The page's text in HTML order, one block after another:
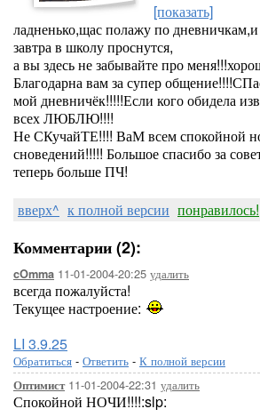
[показать]
ладненько,щас полажу по дневничкам,и
завтра в школу проснутся,
а вы здесь не забывайте про
Благодарна вам за супер
мой дневничёк!!!!!Если кого обидела
всех ЛЮБЛЮ!!!!
Не СКучайТЕ!!!! ВаМ всем спокойной
сноведений!!!!! Большое спасибо за
теперь больше ПЧ!
вверх^ к полной версии понравилось!
Комментарии (2):
cOmma 11-01-2004-20:25 удалить
всегда пожалуйста!
Текущее настроение:
LI 3.9.25
Обратиться - Ответить - К полной версии
Оптимист11-01-2004-22:31 удалить
Спокойной НОЧИ!!!!:slp: